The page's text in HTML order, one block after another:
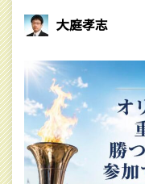
大庭孝志